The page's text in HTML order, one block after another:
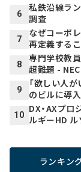
6
私鉄沿線ラ
調査
7
なぜコーポ
再定義する
8
専門学校教
超難題 -
9
「欲しい人
のビルに導
10
DX・AXプ
ルギーHD
ランキン